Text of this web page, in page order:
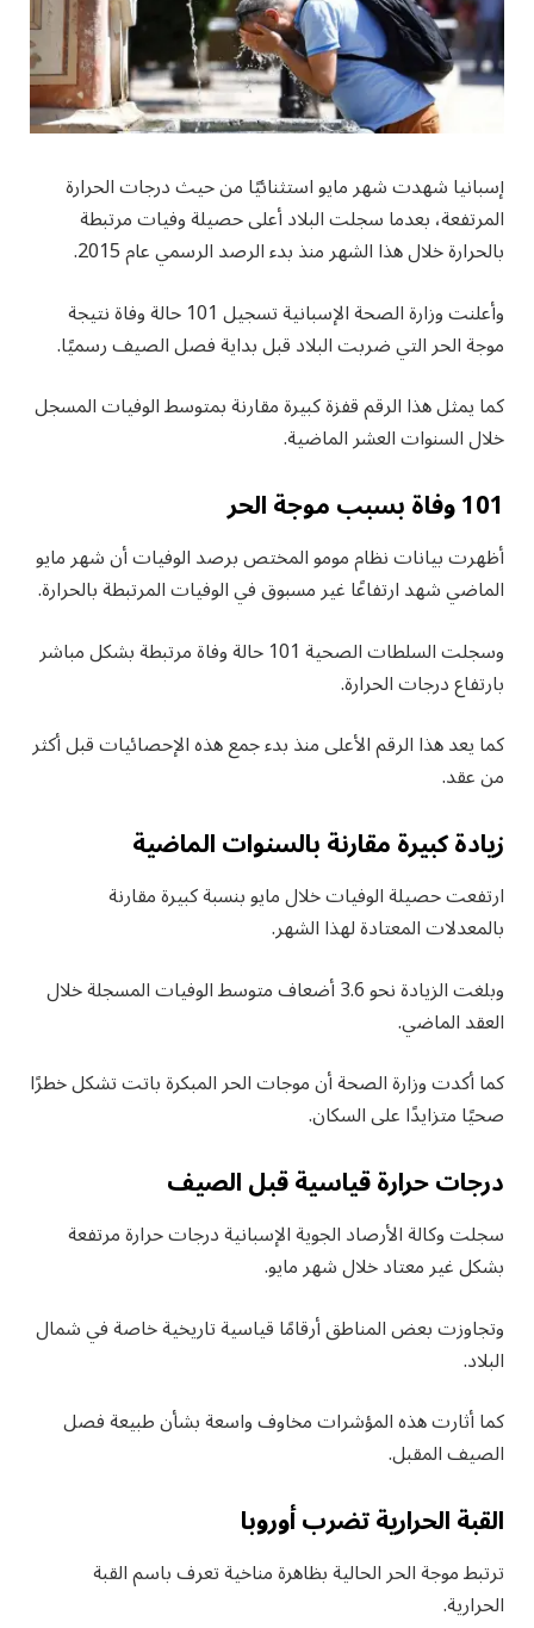
إسبانيا شهدت شهر مايو استثنائيًا من حيث درجات الحرارة
المرتفعة، بعدما سجلت البلاد أعلى حصيلة وفيات مرتبطة
بالحرارة خلال هذا الشهر منذ بدء الرصد الرسمي عام 2015.
وأعلنت وزارة الصحة الإسبانية تسجيل 101 حالة وفاة نتيجة
موجة الحر التي ضربت البلاد قبل بداية فصل الصيف رسميًا.
كما يمثل هذا الرقم قفزة كبيرة مقارنة بمتوسط الوفيات المسجل
خلال السنوات العشر الماضية.
101 وفاة بسبب موجة الحر
أظهرت بيانات نظام مومو المختص برصد الوفيات أن شهر مايو
الماضي شهد ارتفاعًا غير مسبوق في الوفيات المرتبطة بالحرارة.
وسجلت السلطات الصحية 101 حالة وفاة مرتبطة بشكل مباشر
بارتفاع درجات الحرارة.
كما يعد هذا الرقم الأعلى منذ بدء جمع هذه الإحصائيات قبل أكثر
من عقد.
زيادة كبيرة مقارنة بالسنوات الماضية
ارتفعت حصيلة الوفيات خلال مايو بنسبة كبيرة مقارنة
بالمعدلات المعتادة لهذا الشهر.
وبلغت الزيادة نحو 3.6 أضعاف متوسط الوفيات المسجلة خلال
العقد الماضي.
كما أكدت وزارة الصحة أن موجات الحر المبكرة باتت تشكل خطرًا
صحيًا متزايدًا على السكان.
درجات حرارة قياسية قبل الصيف
سجلت وكالة الأرصاد الجوية الإسبانية درجات حرارة مرتفعة
بشكل غير معتاد خلال شهر مايو.
وتجاوزت بعض المناطق أرقامًا قياسية تاريخية خاصة في شمال
البلاد.
كما أثارت هذه المؤشرات مخاوف واسعة بشأن طبيعة فصل
الصيف المقبل.
القبة الحرارية تضرب أوروبا
ترتبط موجة الحر الحالية بظاهرة مناخية تعرف باسم القبة
الحرارية.